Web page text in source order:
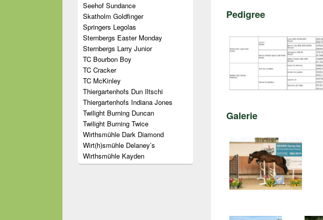
Pedigree
Galerie
Seehof Sundance
Skatholm Goldfinger
Springers Legolas
Sternbergs Easter Monday
Sternbergs Larry Junior
TC Bourbon Boy
TC Cracker
TC McKinley
Thiergartenhofs Dun Iltschi
Thiergartenhofs Indiana Jones
Twilight Burning Duncan
Twilight Burning Twice
Wirthsmühle Dark Diamond
Wirt(h)smühle Delaney’s
Wirthsmühle Kayden